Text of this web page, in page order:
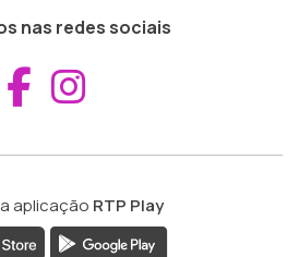
nas redes sociais
Aceder ao
aplicação RTP Play